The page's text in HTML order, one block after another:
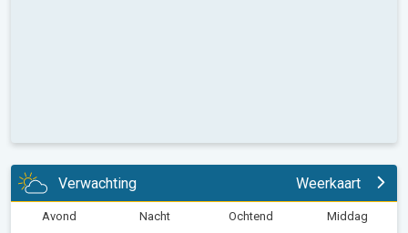
Verwachting Weerkaart
Avond Nacht Ochtend Middag